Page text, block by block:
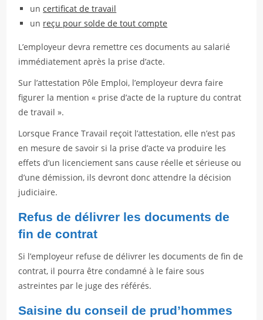
uncertificat de travail
un reçu pour solde de tout compte
L’employeur devra remettre ces documents au salarié
immédiatement après la prise d’acte.
Sur l’attestation Pôle Emploi, l’employeur devra faire
figurer la mention « prise d’acte de la rupture du contrat
de travail ».
Lorsque France Travail reçoit l’attestation, elle n’est pas
en mesure de savoir si la prise d’acte va produire les
effets d’un licenciement sans cause réelle et sérieuse ou
d’une démission, ils devront donc attendre la décision
judiciaire.
Refus de délivrer les documents de
fin de contrat
Si l’employeur refuse de délivrer les documents de fin de
contrat, il pourra être condamné à le faire sous
astreintes par le juge des référés.
Saisine du conseil de prud’hommes